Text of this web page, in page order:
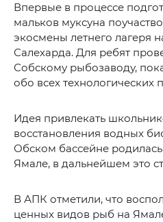
Впервые в процессе
мальков муксуна
экосмены летнего лагеря
Салехарда. Для ребят
Собскому рыбозаводу,
обо всех технологических
Идея привлекать
восстановления водных
Обском бассейне
Ямале, в дальнейшем это
В АПК отметили, что
ценных видов рыб на